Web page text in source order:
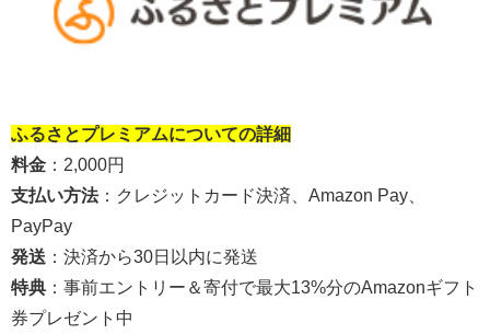
ふるさとプレミアムについての詳細
料金 ：2,000円
支払い方法： クレジットカード決済、Amazon Pay、
PayPay
発送 ： 決済から30日以内に発送
特典 ： 事前エントリー＆寄付で最大13%分のAmazonギフト
券プレゼント中